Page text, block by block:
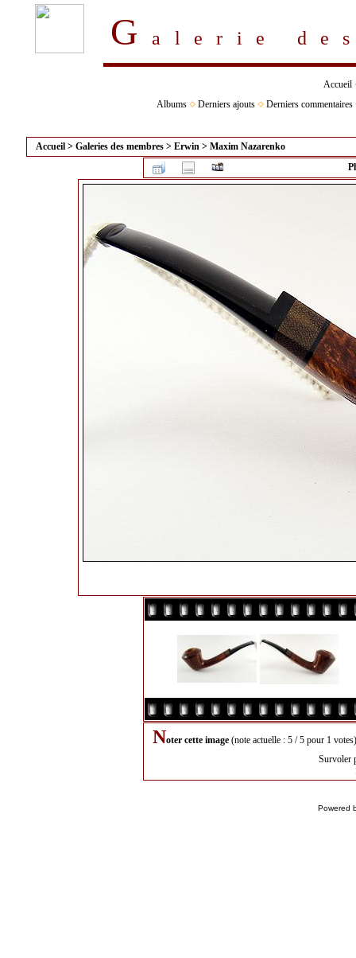
Galerie
Accueil
Albums
Derniers ajouts Derniers commentaires
Accueil > Galeries des membres > Erwin > Maxim Nazarenko
Noter cette image (note actuelle : 5 / 5 pour 1 votes)
Survoler
Powered